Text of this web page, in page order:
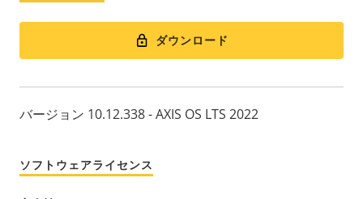
ダウンロード
バージョン 10.12.338 - AXIS OS LTS 2022
ソフトウェアライセンス